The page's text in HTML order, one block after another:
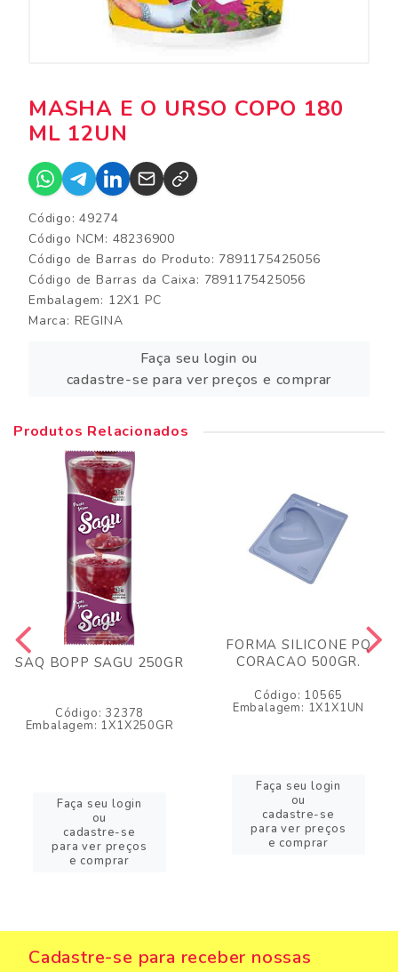
MASHA E O URSO COPO 180
ML 12UN
Código: 49274
Código NCM: 48236900
Código de Barras do Produto: 7891175425056
Código de Barras da Caixa: 7891175425056
Embalagem: 12X1 PC
Marca: REGINA
Faça seu login ou
cadastre-se para ver preços e comprar
Produtos Relacionados
SAQ BOPP SAGU 250GR
Código: 32378
Embalagem: 1X1X250GR
Faça seu login
ou
cadastre-se
para ver preços
e comprar
FORMA SILICONE PQ
CORACAO 500GR.
Código: 10565
Embalagem: 1X1X1UN
Faça seu login
ou
cadastre-se
para ver preços
e comprar
Cadastre-se para receber nossas